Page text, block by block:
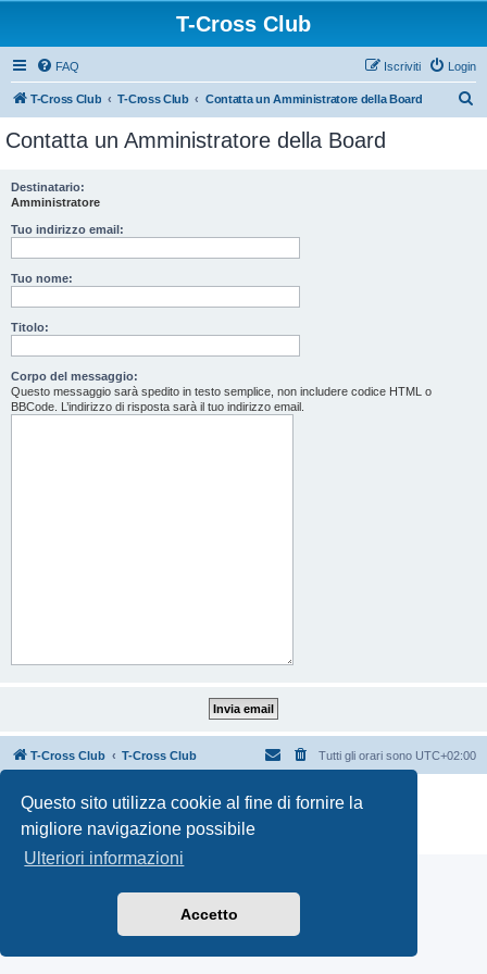
Questo sito utilizza cookie al fine di fornire la
migliore navigazione possibile
Ulteriori informazioni
Accetto
T-Cross Club
FAQ Login
Iscriviti
T-Cross Club T-Cross Club Contatta un Amministratore della Board
Contatta un Amministratore della Board
Destinatario:
Amministratore
Tuo indirizzo email:
Tuo nome:
Titolo:
Corpo del messaggio:
Questo messaggio sarà spedito in testo semplice, non includere codice HTML o
BBCode. L’indirizzo di risposta sarà il tuo indirizzo email.
T-Cross Club T-Cross Club Tutti gli orari sono UTC+02:00
Creato da
® Forum Software © phpBB Limited
Privacy|Condizioni